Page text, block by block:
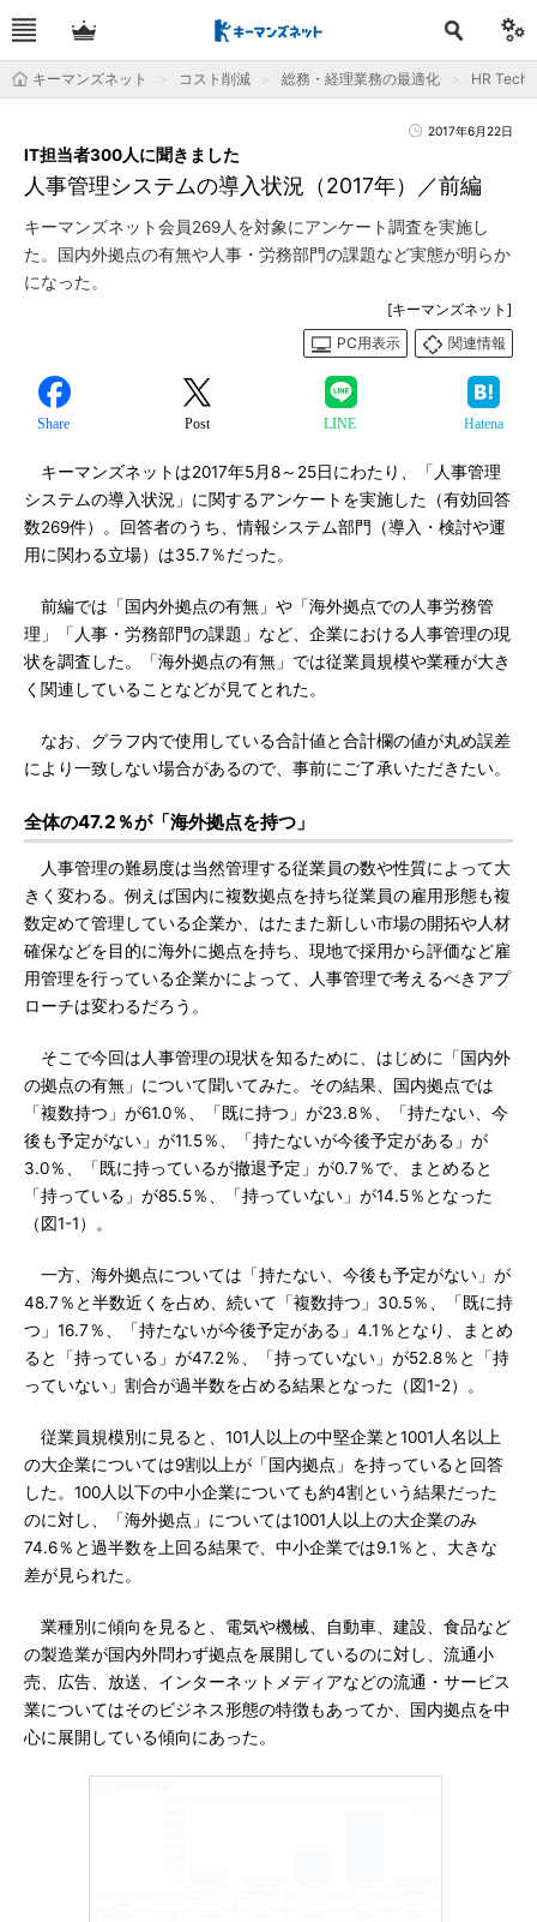
キーマンズネット コスト削減 総務・経理業務の最適化 HR Tech
2017年6月22日
人事管理システムの導入状況（2017年）／前編
IT担当者300人に聞きました
キーマンズネット会員269人を対象にアンケート調査を実施し
た。国内外拠点の有無や人事・労務部門の課題など実態が明らか
になった。
[キーマンズネット]
PC用表示
関連情報
Share Post LINE Hatena
キーマンズネットは2017年5月8～25日にわたり、「人事管理
システムの導入状況」に関するアンケートを実施した（有効回答
数269件）。回答者のうち、情報システム部門（導入・検討や運
用に関わる立場）は35.7％だった。
前編では「国内外拠点の有無」や「海外拠点での人事労務管
理」「人事・労務部門の課題」など、企業における人事管理の現
状を調査した。「海外拠点の有無」では従業員規模や業種が大き
く関連していることなどが見てとれた。
なお、グラフ内で使用している合計値と合計欄の値が丸め誤差
により一致しない場合があるので、事前にご了承いただきたい。
全体の47.2％が「海外拠点を持つ」
人事管理の難易度は当然管理する従業員の数や性質によって大
きく変わる。例えば国内に複数拠点を持ち従業員の雇用形態も複
数定めて管理している企業か、はたまた新しい市場の開拓や人材
確保などを目的に海外に拠点を持ち、現地で採用から評価など雇
用管理を行っている企業かによって、人事管理で考えるべきアプ
ローチは変わるだろう。
そこで今回は人事管理の現状を知るために、はじめに「国内外
の拠点の有無」について聞いてみた。その結果、国内拠点では
「複数持つ」が61.0％、「既に持つ」が23.8％、「持たない、今
後も予定がない」が11.5％、「持たないが今後予定がある」が
3.0％、「既に持っているが撤退予定」が0.7％で、まとめると
「持っている」が85.5％、「持っていない」が14.5％となった
（図1-1）。
一方、海外拠点については「持たない、今後も予定がない」が
48.7％と半数近くを占め、続いて「複数持つ」30.5％、「既に持
つ」16.7％、「持たないが今後予定がある」4.1％となり、まとめ
ると「持っている」が47.2％、「持っていない」が52.8％と「持
っていない」割合が過半数を占める結果となった（図1-2）。
従業員規模別に見ると、101人以上の中堅企業と1001人名以上
の大企業については9割以上が「国内拠点」を持っていると回答
した。100人以下の中小企業についても約4割という結果だった
のに対し、「海外拠点」については1001人以上の大企業のみ
74.6％と過半数を上回る結果で、中小企業では9.1％と、大きな
差が見られた。
業種別に傾向を見ると、電気や機械、自動車、建設、食品など
の製造業が国内外問わず拠点を展開しているのに対し、流通小
売、広告、放送、インターネットメディアなどの流通・サービス
業についてはそのビジネス形態の特徴もあってか、国内拠点を中
心に展開している傾向にあった。